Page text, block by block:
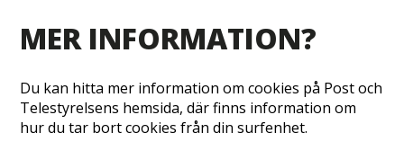
MER INFORMATION?
Du kan hitta mer information om cookies på Post och
Telestyrelsens hemsida, där finns information om
hur du tar bort cookies från din surfenhet.